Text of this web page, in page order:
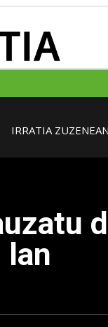
IRRATIA ZUZENEAN
lan